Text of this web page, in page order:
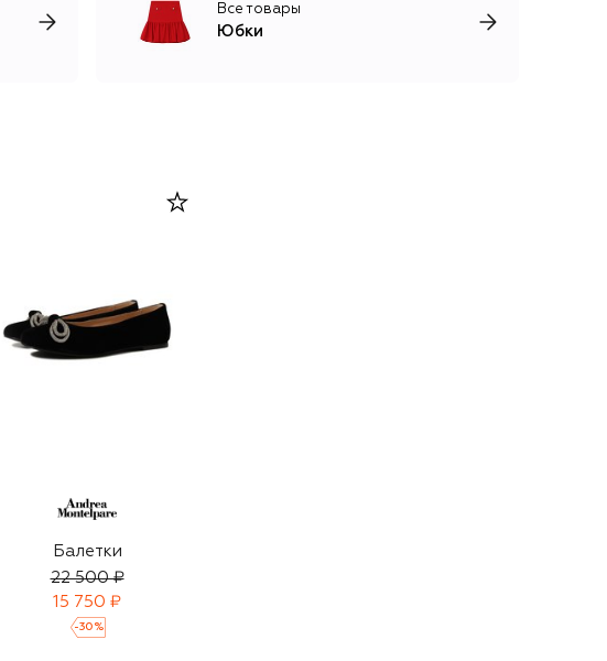
Все товары
Юбки
Балетки
22 500 ₽
15 750 ₽
-30 %